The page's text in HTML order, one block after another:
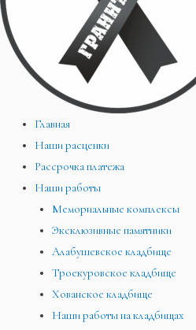
Главная
Наши расценки
Рассрочка платежа
Наши работы
Мемориальные комплексы
Эксклюзивные памятники
Алабушевское кладбище
Троекуровское кладбище
Хованское кладбище
Наши работы на кладбищах